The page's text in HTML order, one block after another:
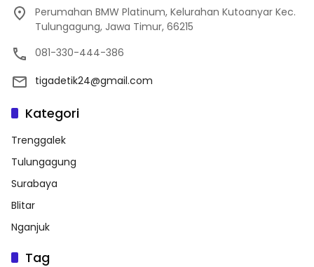
Perumahan BMW Platinum, Kelurahan Kutoanyar Kec.
Tulungagung, Jawa Timur, 66215
081-330-444-386
tigadetik24@gmail.com
Kategori
Trenggalek
Tulungagung
Surabaya
Blitar
Nganjuk
Tag